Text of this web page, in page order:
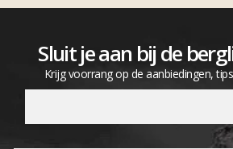
Sluit je aan bij de
Krijg voorrang op de aanbiedingen,